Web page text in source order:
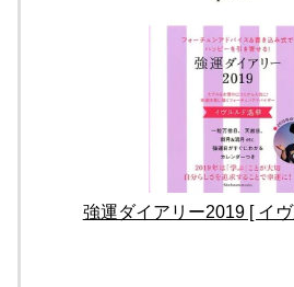
強運ダイアリー2019 [ イ